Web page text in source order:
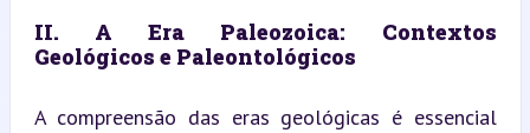
II. A Era Paleozoica: Contextos
Geológicos e Paleontológicos
A compreensão das eras geológicas é essencial